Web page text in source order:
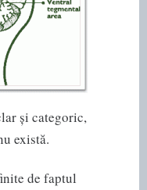
și categoric,
există.
de faptul